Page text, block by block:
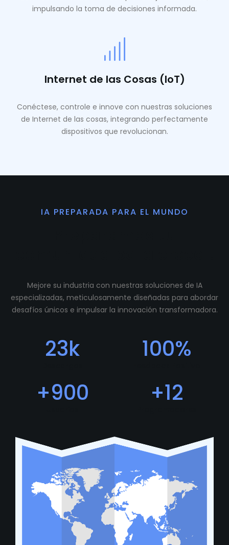
impulsando la toma de decisiones informada.
Internet de las Cosas (IoT)
Conéctese, controle e innove con nuestras soluciones
de Internet de las cosas, integrando perfectamente
dispositivos que revolucionan.
IA PREPARADA PARA EL MUNDO
Mejore su industria con nuestras soluciones de IA
especializadas, meticulosamente diseñadas para abordar
desafíos únicos e impulsar la innovación transformadora.
23k 100%
+900 +12